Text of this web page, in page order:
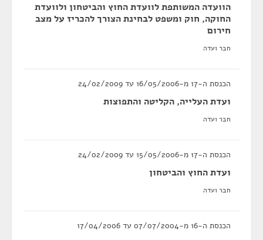
הוועדה המשותפת לוועדת החוץ והביטחון ולוועדת
החוקה, חוק ומשפט לבחינת הצורך להכריז על מצב
חירום
חבר ועדה
הכנסת ה-17 מ-16/05/2006 עד 24/02/2009
ועדת העלייה, הקליטה והתפוצות
חבר ועדה
הכנסת ה-17 מ-15/05/2006 עד 24/02/2009
ועדת החוץ והביטחון
חבר ועדה
הכנסת ה-16 מ-07/07/2004 עד 17/04/2006